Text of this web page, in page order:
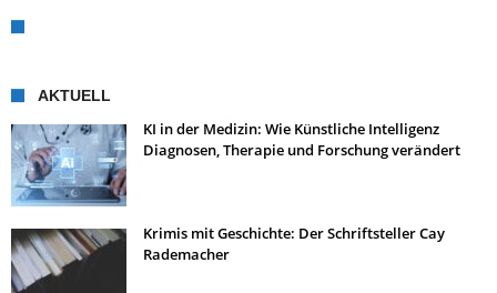
AKTUELL
KI in der Medizin: Wie Künstliche Intelligenz
Diagnosen, Therapie und Forschung verändert
Krimis mit Geschichte: Der Schriftsteller Cay
Rademacher